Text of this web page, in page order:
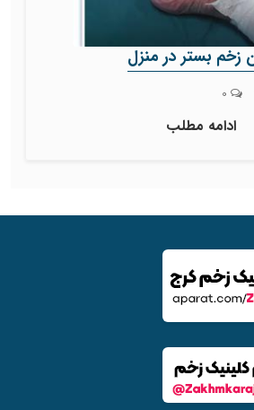
زخم بستر در منزل
ادامه مطلب